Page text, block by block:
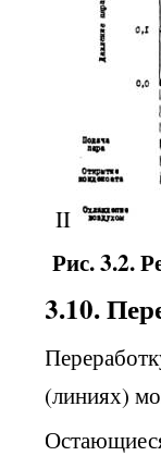
II
Рис. 3.2.
3.10.
(линиях)